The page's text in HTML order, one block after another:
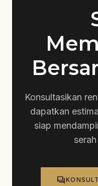
Konsultasikan
dapatkan
siap
forum